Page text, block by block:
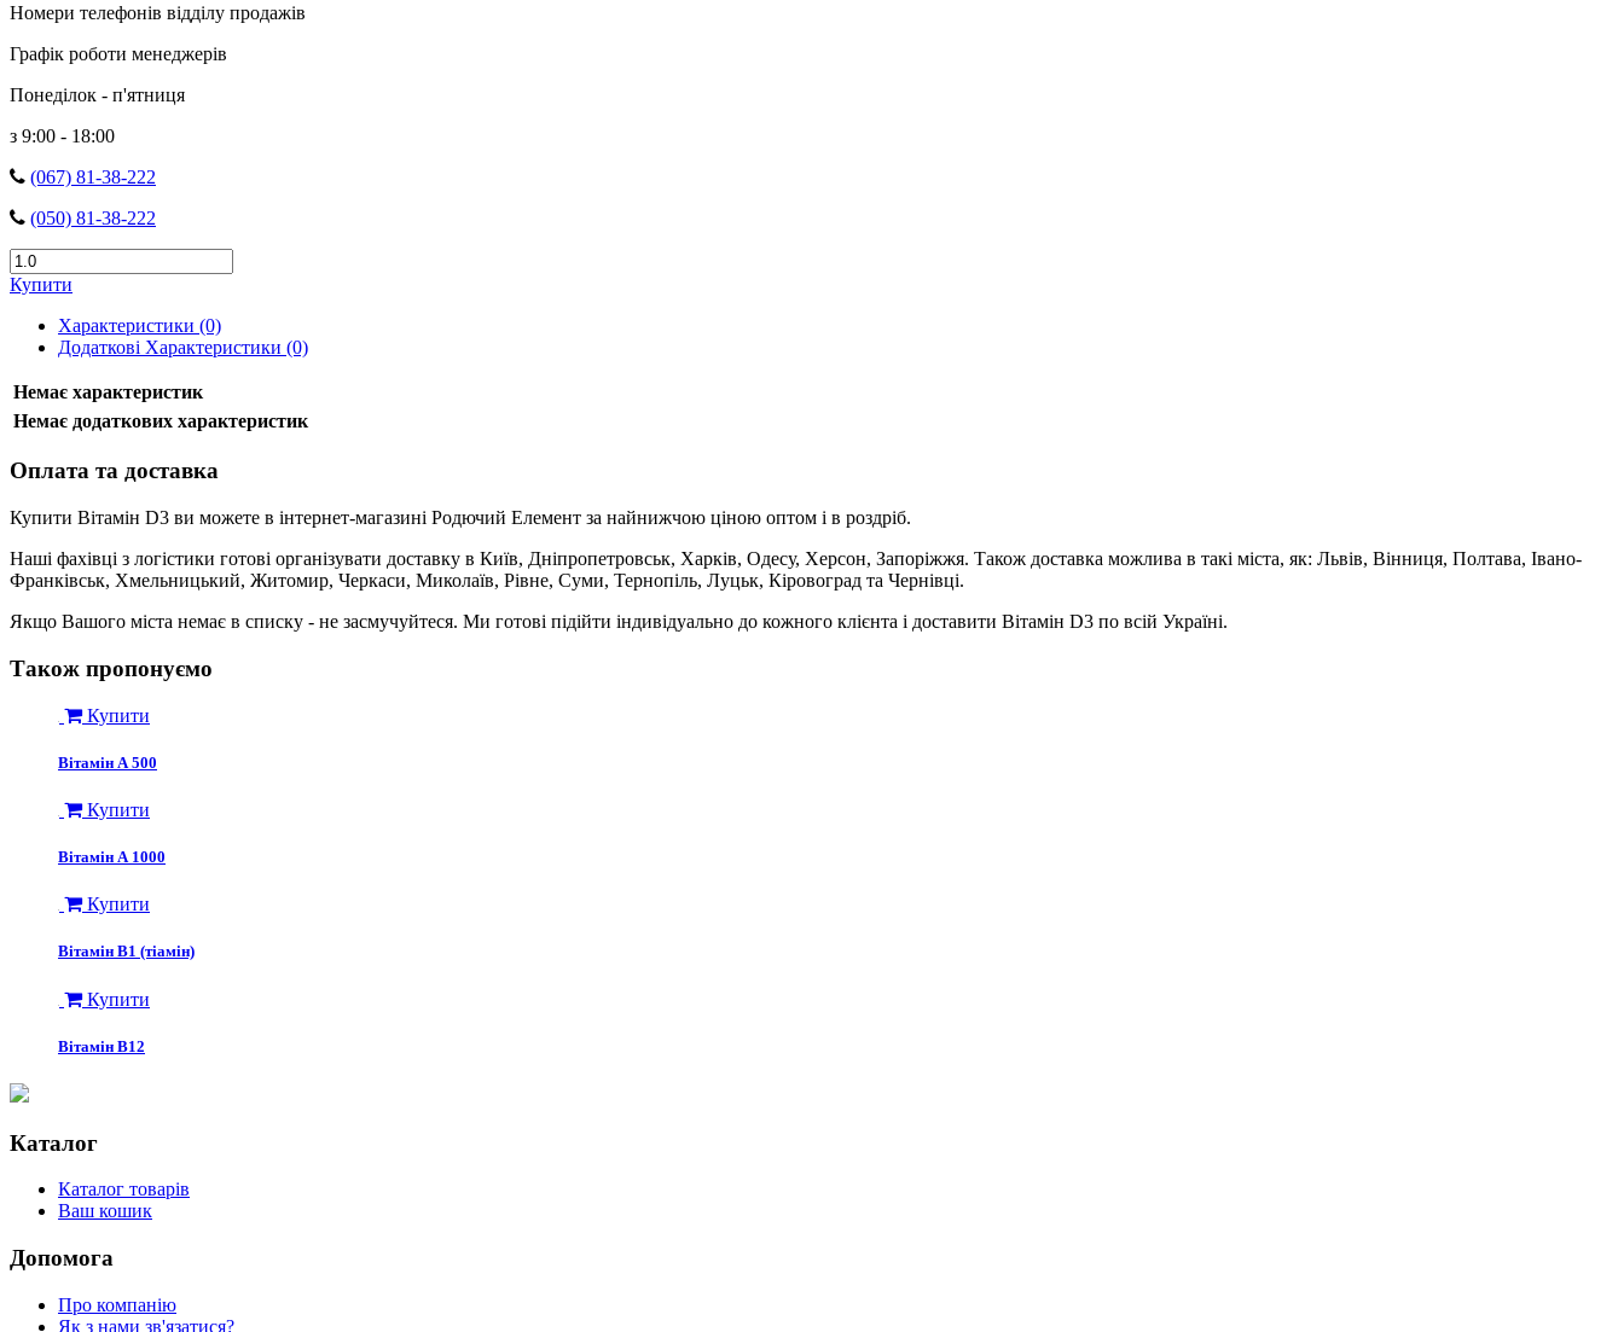
Номери телефонів відділу продажів
Графік роботи менеджерів
Понеділок - п'ятниця
з 9:00 - 18:00
(067) 81-38-222
(050) 81-38-222
Купити
Характеристики (0)
Додаткові Характеристики (0)
Немає характеристик
Немає додаткових характеристик
Оплата та доставка
Купити Вітамін D3 ви можете в інтернет-магазині Родючий Елемент за найнижчою ціною оптом і в роздріб.
Наші фахівці з логістики готові організувати доставку в Київ, Дніпропетровськ, Харків, Одесу, Херсон, Запоріжжя. Також доставка можлива в такі міста, як: Львів, Вінниця, Полтава, Івано-
Франківськ, Хмельницький, Житомир, Черкаси, Миколаїв, Рівне, Суми, Тернопіль, Луцьк, Кіровоград та Чернівці.
Якщо Вашого міста немає в списку - не засмучуйтеся. Ми готові підійти індивідуально до кожного клієнта і доставити Вітамін D3 по всій Україні.
Також пропонуємо
Купити
Вітамін А 500
Купити
Вітамін А 1000
Купити
Вітамін В1 (тіамін)
Купити
Вітамін В12
Каталог
Каталог товарів
Ваш кошик
Допомога
Про компанію
Як з нами зв'язатися?